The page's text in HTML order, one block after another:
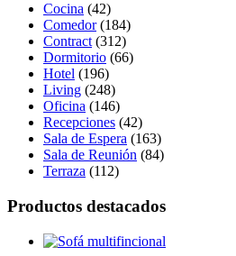
Cocina (42)
Comedor(184)
Contract (312)
Dormitorio (66)
Hotel (196)
Living (248)
Oficina (146)
Recepciones (42)
Sala de Espera (163)
Sala de Reunión (84)
Terraza (112)
Productos destacados